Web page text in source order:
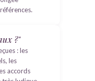
?"
: les
les
accords